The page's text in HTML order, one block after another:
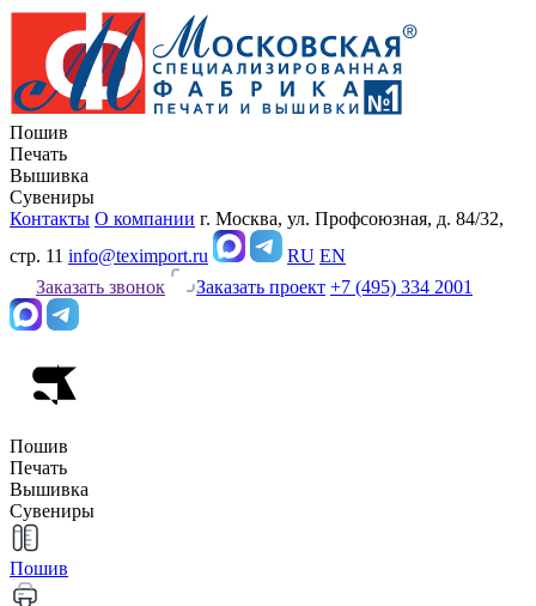
Пошив
Печать
Вышивка
Сувениры
Контакты О компании г. Москва, ул. Профсоюзная, д. 84/32,
стр. 11 info@teximport.ru RU EN
Заказать звонок
Заказать проект +7 (495) 334 2001
Пошив
Печать
Вышивка
Сувениры
Пошив